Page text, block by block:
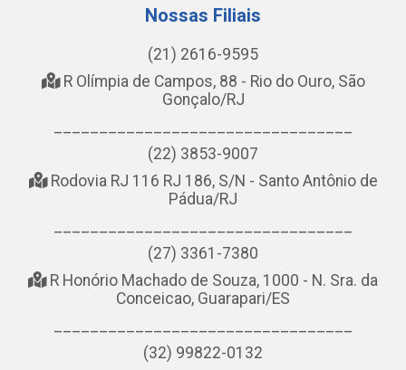
Nossas Filiais
(21) 2616-9595
R Olímpia de Campos, 88 - Rio do Ouro, São
Gonçalo/RJ
(22) 3853-9007
Rodovia RJ 116 RJ 186, S/N - Santo Antônio de
Pádua/RJ
(27) 3361-7380
R Honório Machado de Souza, 1000 - N. Sra. da
Conceicao, Guarapari/ES
(32) 99822-0132